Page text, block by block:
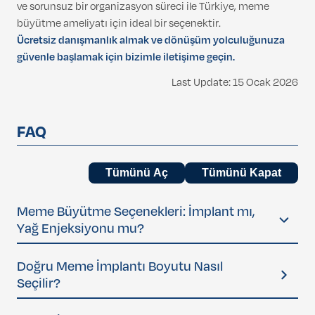
ve sorunsuz bir organizasyon süreci ile Türkiye, meme
büyütme ameliyatı için ideal bir seçenektir.
Ücretsiz danışmanlık almak ve dönüşüm yolculuğunuza
güvenle başlamak için bizimle iletişime geçin.
Last Update: 15 Ocak 2026
FAQ
Tümünü Aç Tümünü Kapat
Meme Büyütme Seçenekleri: İmplant mı,
Yağ Enjeksiyonu mu?
bulunmaktadır:
〉 Meme İmplantları
Doğru Meme İmplantı Boyutu Nasıl
Seçilir?